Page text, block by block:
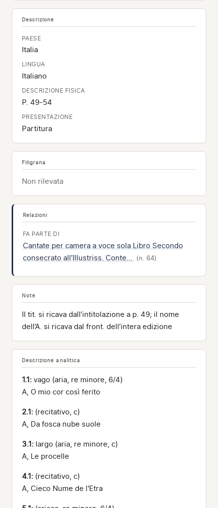
Descrizione
PAESE
Italia
LINGUA
Italiano
DESCRIZIONE FISICA
P. 49-54
PRESENTAZIONE
Partitura
Filigrana
Non rilevata
Relazioni
FA PARTE DI
Cantate per camera a voce sola Libro Secondo
consecrato all’Illustriss. Conte...
(n. 64)
Note
Il tit. si ricava dall’intitolazione a p. 49; il nome
dell’A. si ricava dal front. dell’intera edizione
Descrizione analitica
1.1: vago (aria, re minore, 6/4)
A, O mio cor così ferito
2.1: (recitativo, c)
A, Da fosca nube suole
3.1: largo (aria, re minore, c)
A, Le procelle
4.1: (recitativo, c)
A, Cieco Nume de l'Etra